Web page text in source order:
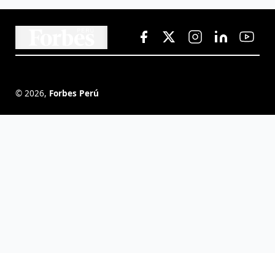
© 2026, Forbes Perú